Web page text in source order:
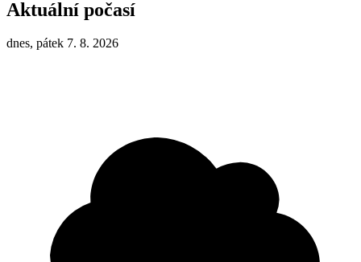
Aktuální počasí
dnes, pátek 7. 8. 2026